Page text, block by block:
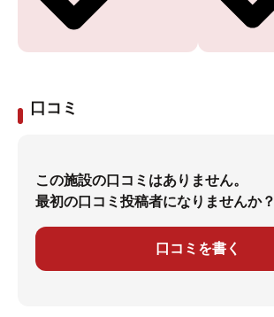
口コミ
この施設の口コミはありません。
最初の口コミ投稿者になりませんか？
口コミを書く